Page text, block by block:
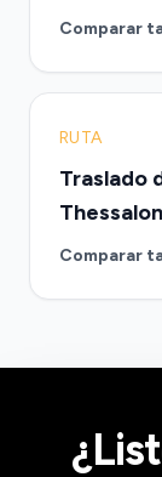
Comparar
RUTA
Traslado
Comparar